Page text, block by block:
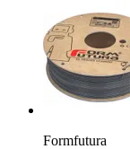
Formfutura